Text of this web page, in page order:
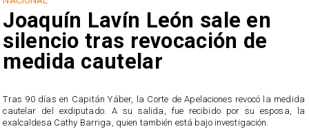
Joaquín Lavín León sale en
silencio tras revocación de
medida cautelar
Tras 90 días en Capitán Yáber, la Corte de Apelaciones revocó la medida
cautelar del exdiputado. A su salida, fue recibido por su esposa, la
exalcaldesa Cathy Barriga, quien también está bajo investigación.